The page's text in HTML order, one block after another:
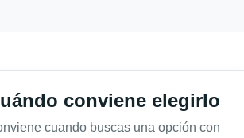
conviene elegirlo
cuando buscas una opción con